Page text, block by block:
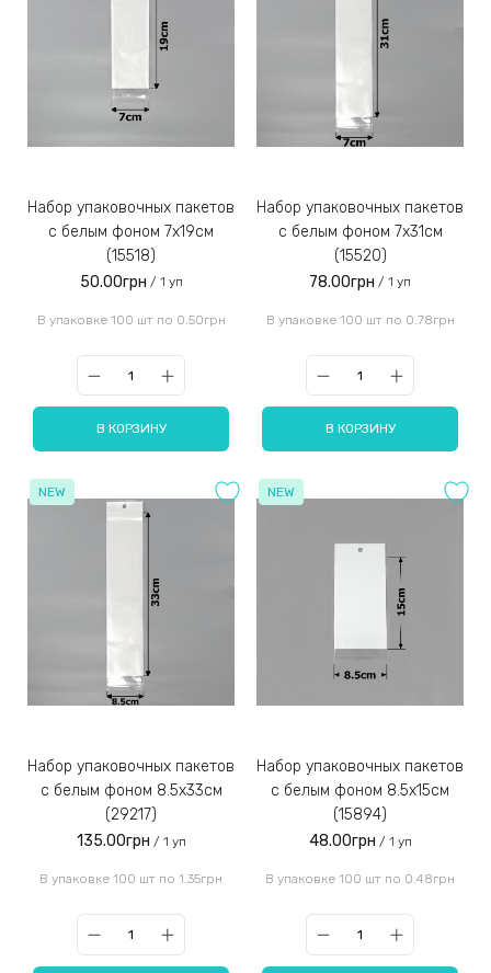
Набор упаковочных пакетов
с белым фоном 7х19см
(15518)
50.00грн / 1 уп
В упаковке 100 шт по 0.50грн
В КОРЗИНУ
Набор упаковочных пакетов
с белым фоном 7х31см
(15520)
78.00грн / 1 уп
В упаковке 100 шт по 0.78грн
В КОРЗИНУ
NEW
Набор упаковочных пакетов
с белым фоном 8.5x33см
(29217)
135.00грн / 1 уп
В упаковке 100 шт по 1.35грн
NEW
Набор упаковочных пакетов
с белым фоном 8.5х15см
(15894)
48.00грн / 1 уп
В упаковке 100 шт по 0.48грн